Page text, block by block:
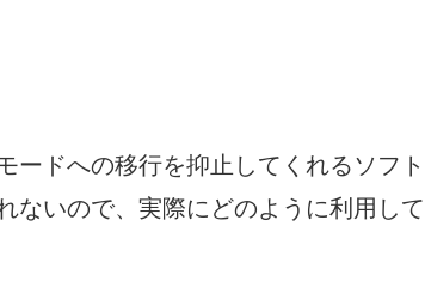
ードへの移行を抑止してくれるソフト
ないので、実際にどのように利用して